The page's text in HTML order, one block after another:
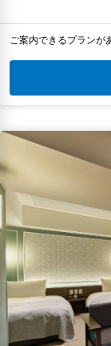
ご案内できるプランが